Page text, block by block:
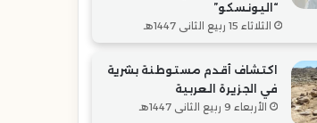
“اليونسكو”
الثلاثاء 15 ربيع الثاني 1447هـ
اكتشاف أقدم مستوطنة بشرية
في الجزيرة العربية
الأربعاء 9 ربيع الثاني 1447هـ